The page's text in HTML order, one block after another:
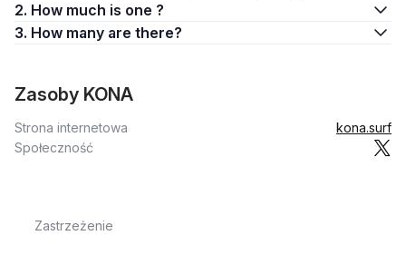
2. How much is one ?
3. How many are there?
Zasoby KONA
Strona internetowa
kona.surf
Społeczność
Zastrzeżenie